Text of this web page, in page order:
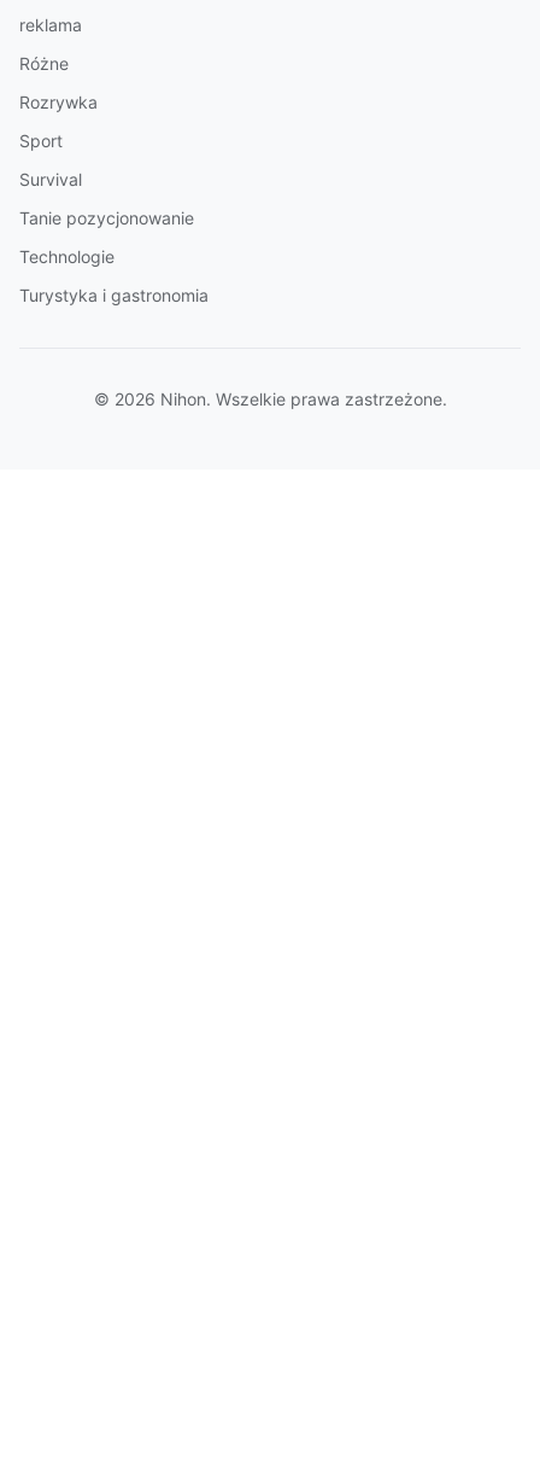
reklama
Różne
Rozrywka
Sport
Survival
Tanie pozycjonowanie
Technologie
Turystyka i gastronomia
© 2026 Nihon. Wszelkie prawa zastrzeżone.